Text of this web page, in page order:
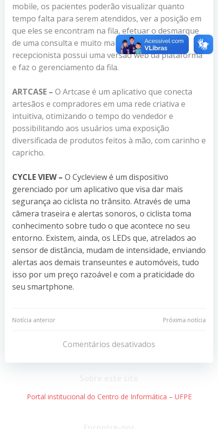
mobile, os pacientes poderão visualizar quanto
tempo falta para serem atendidos, ver a posição em
que eles se encontram na fila, efetuar o desmarque
de uma consulta e muito mais. Além disso, a
recepcionista possui uma versão web da plataforma
e faz o gerenciamento da fila.
ARTCASE – O Artcase é um aplicativo que conecta
artesãos e compradores em uma rede criativa e
intuitiva, otimizando o tempo do vendedor e
possibilitando aos usuários uma exposição
diversificada de produtos feitos à mão, com carinho e
capricho.
CYCLE VIEW – O Cycleview é um dispositivo
gerenciado por um aplicativo que visa dar mais
segurança ao ciclista no trânsito. Através de uma
câmera traseira e alertas sonoros, o ciclista toma
conhecimento sobre tudo o que acontece no seu
entorno. Existem, ainda, os LEDs que, atrelados ao
sensor de distância, mudam de intensidade, enviando
alertas aos demais transeuntes e automóveis, tudo
isso por um preço razoável e com a praticidade do
seu smartphone.
Navegação
Post
Notícia anterior
Navegação
de
Post
Próxima notícia
Comentários desativados
Portal institucional do Centro de Informática – UFPE